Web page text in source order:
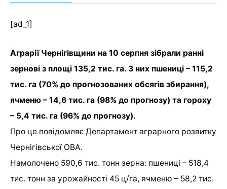
[ad_1]
Аграрії Чернігівщини на 10 серпня зібрали ранні
зернові з площі 135,2 тис. га. З них пшениці – 115,2
тис. га (70% до прогнозованих обсягів збирання),
ячменю – 14,6 тис. га (98% до прогнозу) та гороху
– 5,4 тис. га (96% до прогнозу).
Про це повідомляє Департамент аграрного розвитку
Чернігівської ОВА.
Намолочено 590,6 тис. тонн зерна: пшениці – 518,4
тис. тонн за урожайності 45 ц/га, ячменю – 58,2 тис.